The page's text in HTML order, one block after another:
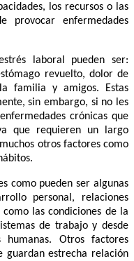
los recursos o las
provocar enfermedades
laboral pueden ser:
revuelto, dolor de
familia y amigos. Estas
sin embargo, si no les
crónicas que
que requieren un largo
otros factores como
como pueden ser algunas
personal, relaciones
las condiciones de la
de trabajo y desde
Otros factores
guardan estrecha relación